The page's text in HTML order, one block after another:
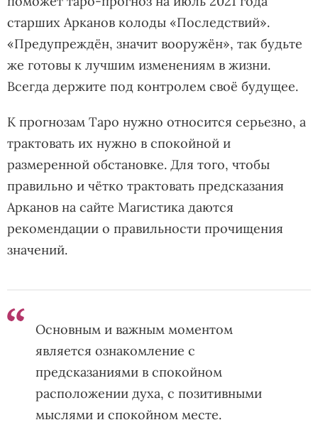
старших Арканов колоды «Последствий».
«Предупреждён, значит вооружён», так будьте
же готовы к лучшим изменениям в жизни.
Всегда держите под контролем своё будущее.
К прогнозам Таро нужно относится серьезно, а
трактовать их нужно в спокойной и
размеренной обстановке. Для того, чтобы
правильно и чётко трактовать предсказания
Арканов на сайте Магистика даются
рекомендации о правильности прочищения
значений.
Основным и важным моментом
является ознакомление с
предсказаниями в спокойном
расположении духа, с позитивными
мыслями и спокойном месте.